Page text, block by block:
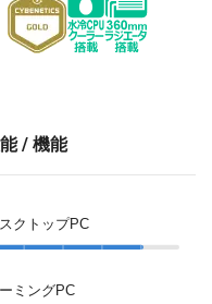
/ 機能
クトップPC
ミングPC